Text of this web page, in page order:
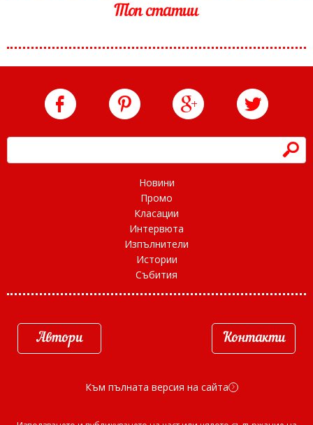
Топ статии
h
Новини
Промо
Класации
Интервюта
Изпълнители
Истории
Събития
Автори Контакти
Към пълната версия на сайта d